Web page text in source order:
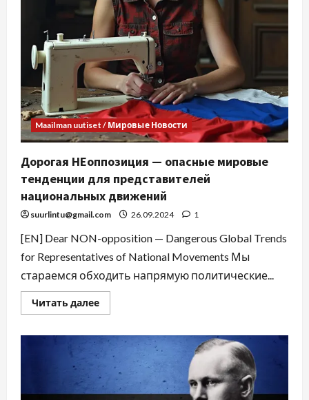
Maailman uutiset / Мировые Новости
Дорогая НЕоппозиция — опасные мировые
тенденции для представителей
национальных движений
suurlintu@gmail.com 26.09.2024 1
[EN] Dear NON-opposition — Dangerous Global Trends
for Representatives of National Movements Мы
стараемся обходить напрямую политические...
Читать далее